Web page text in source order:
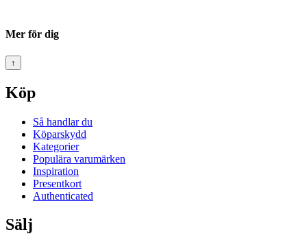
Mer för dig
↑
Köp
Så handlar du
Köparskydd
Kategorier
Populära varumärken
Inspiration
Presentkort
Authenticated
Sälj